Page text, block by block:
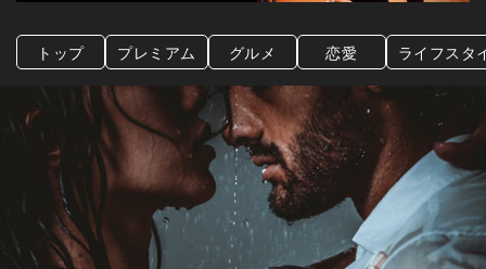
トップ プレミアム グルメ 恋愛 ライフスタ